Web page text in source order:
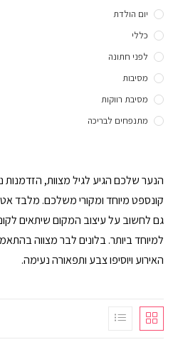
יום הולדת
כללי
לפני חתונה
מסיבות
מסיבת רווקות
מתנפחים לבריכה
הנער שלכם הגיע לגיל מצוות,
קונספט מיוחד ומקורי משלכם. מלבד
גם לחשוב על עיצוב המקום שיתאים
למיוחד ביותר. בלונים לבר מצווה
האירוע ויוסיפו צבע ותפאורה נעימה.